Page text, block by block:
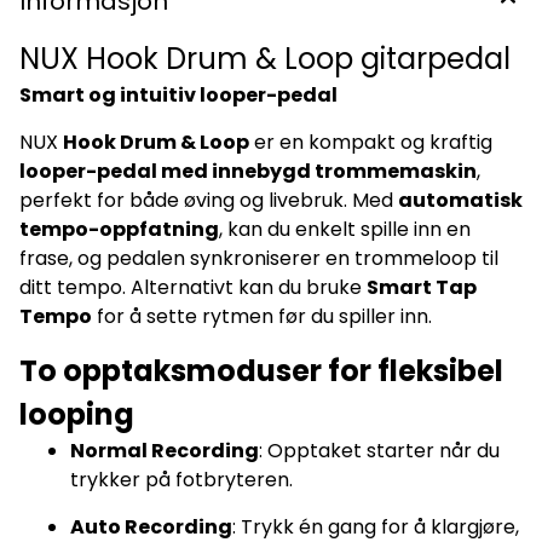
NUX Hook Drum & Loop gitarpedal
Smart og intuitiv looper-pedal
NUX Hook Drum & Looper en kompakt og kraftig
looper-pedal med innebygd trommemaskin,
perfekt for både øving og livebruk. Med automatisk
tempo-oppfatning, kan du enkelt spille inn en
frase, og pedalen synkroniserer en trommeloop til
ditt tempo. Alternativt kan du bruke Smart Tap
Tempo for å sette rytmen før du spiller inn.
To opptaksmoduser for fleksibel
looping
Normal Recording: Opptaket starter når du
trykker på fotbryteren.
Auto Recording: Trykk én gang for å klargjøre,